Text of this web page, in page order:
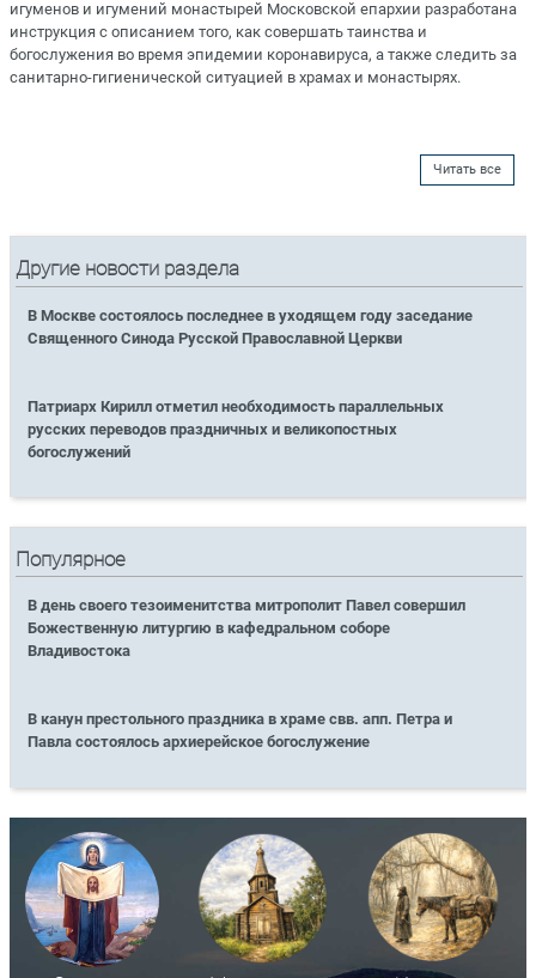
игуменов и игумений монастырей Московской епархии разработана
инструкция с описанием того, как совершать таинства и
богослужения во время эпидемии коронавируса, а также следить за
санитарно-гигиенической ситуацией в храмах и монастырях.
Читать все
Другие новости раздела
В Москве состоялось последнее в уходящем году заседание
Священного Синода Русской Православной Церкви
Патриарх Кирилл отметил необходимость параллельных
русских переводов праздничных и великопостных
богослужений
Популярное
В день своего тезоименитства митрополит Павел совершил
Божественную литургию в кафедральном соборе
Владивостока
В канун престольного праздника в храме свв. апп. Петра и
Павла состоялось архиерейское богослужение